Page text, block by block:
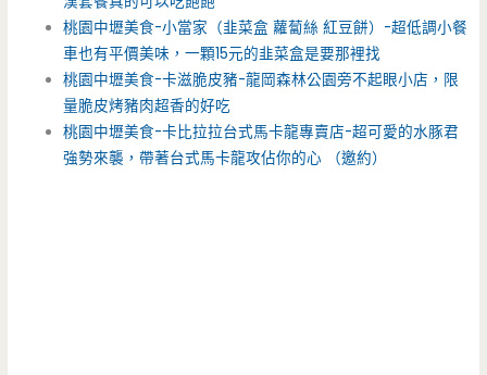
桃園中壢美食-小當家（韭菜盒 蘿蔔絲 紅豆餅）-超低調小餐
車也有平價美味，一顆15元的韭菜盒是要那裡找
桃園中壢美食-卡滋脆皮豬-龍岡森林公園旁不起眼小店，限
量脆皮烤豬肉超香的好吃
桃園中壢美食-卡比拉拉台式馬卡龍專賣店-超可愛的水豚君
強勢來襲，帶著台式馬卡龍攻佔你的心 （邀約）